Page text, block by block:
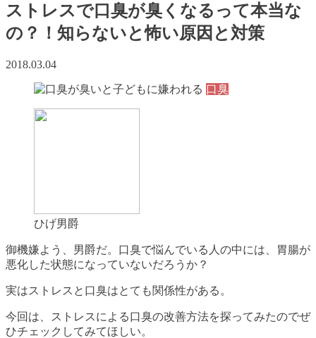
ストレスで口臭が臭くなるって本当な
の？！知らないと怖い原因と対策
2018.03.04
口臭
ひげ男爵
御機嫌よう、男爵だ。口臭で悩んでいる人の中には、胃腸が
悪化した状態になっていないだろうか？
実はストレスと口臭はとても関係性がある。
今回は、ストレスによる口臭の改善方法を探ってみたのでぜ
ひチェックしてみてほしい。